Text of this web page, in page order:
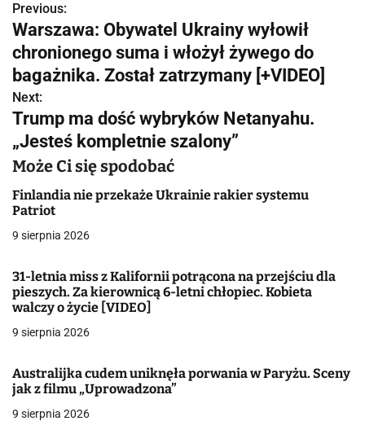
N
a
w
i
a
c
j
w
p
s
u
Previous:
Warszawa: Obywatel Ukrainy wyłowił
chronionego suma i włożył żywego do
bagażnika. Został zatrzymany [+VIDEO]
Next:
Trump ma dość wybryków Netanyahu.
„Jesteś kompletnie szalony”
Może Ci się spodobać
Finlandia nie przekaże Ukrainie rakier systemu
Patriot
9 sierpnia 2026
31-letnia miss z Kalifornii potrącona na przejściu dla
pieszych. Za kierownicą 6-letni chłopiec. Kobieta
walczy o życie [VIDEO]
9 sierpnia 2026
Australijka cudem uniknęła porwania w Paryżu. Sceny
jak z filmu „Uprowadzona”
9 sierpnia 2026